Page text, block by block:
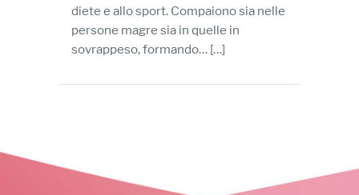
diete e allo sport. Compaiono sia nelle
persone magre sia in quelle in
sovrappeso, formando… […]